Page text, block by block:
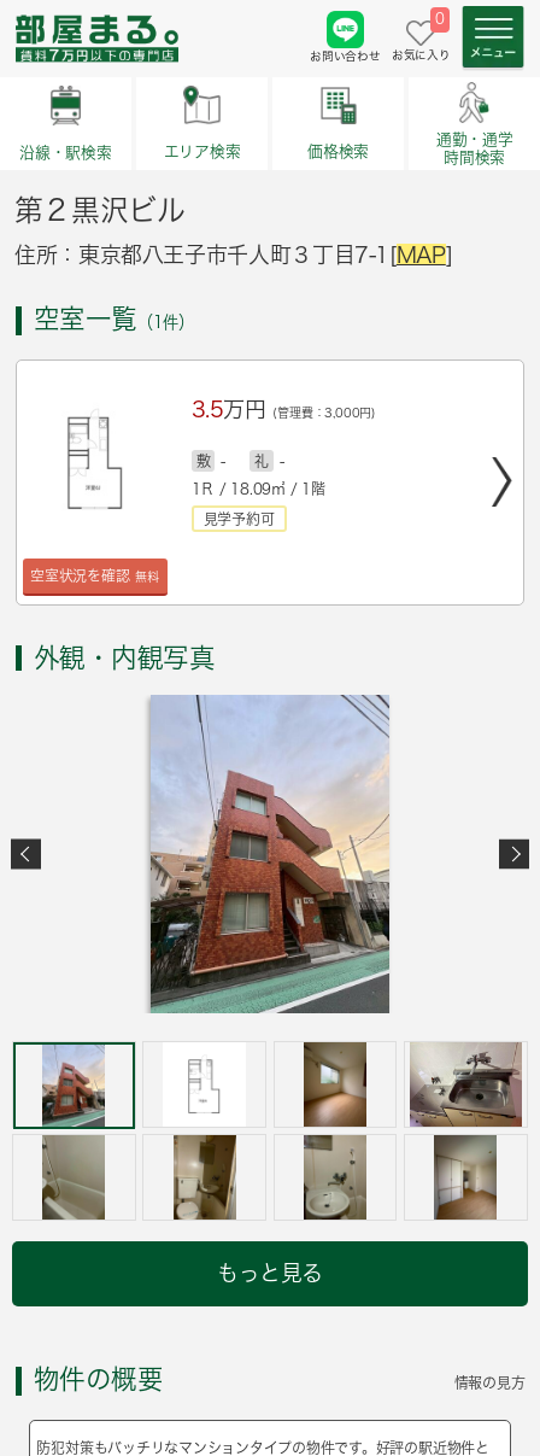
お問い合わせ
0
お気に入り
沿線・駅検索 エリア検索 価格検索
通勤・通学
時間検索
第２黒沢ビル
住所：東京都八王子市千人町３丁目7-1[MAP]
空室一覧 （1件）
空室状況を確認 無料
3.5万円 (管理費：3,000円)
敷 - 礼
-
1Ｒ / 18.09㎡ / 1階
見学予約可
外観・内観写真
もっと見る
物件の概要 情報の見方
防犯対策もバッチリなマンションタイプの物件です。好評の駅近物件と